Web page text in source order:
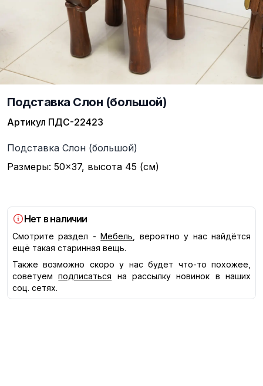
Подставка Слон (большой)
Артикул ПДС-22423
Описание
Подставка Слон (большой)
Размеры: 50×37, высота 45 (см)
Нет в наличии
Смотрите раздел - Мебель , вероятно у нас найдётся
ещё такая старинная вещь.
Также возможно скоро у нас будет что-то похожее,
советуем
подписаться
на рассылку новинок в наших
соц. сетях.